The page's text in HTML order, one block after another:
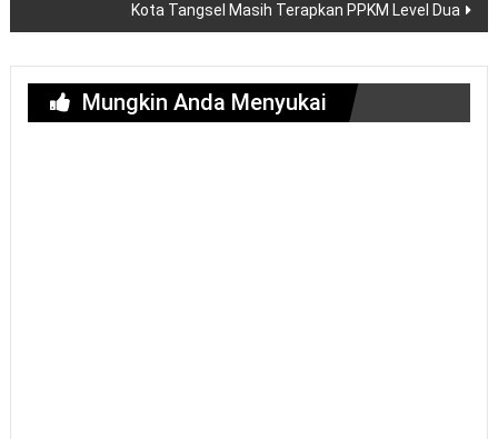
Kota Tangsel Masih Terapkan PPKM Level Dua
Mungkin Anda Menyukai